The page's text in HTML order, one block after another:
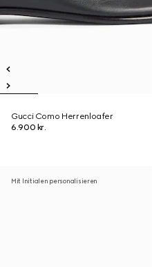
Gucci Como Herrenloafer
6.900 kr.
Mit Initialen personalisieren